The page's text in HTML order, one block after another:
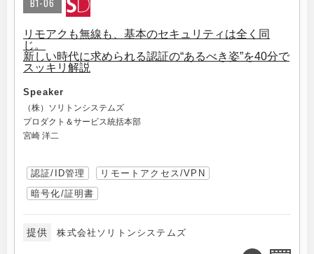
B1-06
リモアクも無線も、基本のセキュリティは全く同
じ。
新しい時代に求められる認証の“あるべき姿”を40分で
スッキリ解説
Speaker
（株）ソリトンシステムズ
プロダクト＆サービス統括本部
宮崎 洋二
認証/ID管理
リモートアクセス/VPN
暗号化/証明書
提供 株式会社ソリトンシステムズ